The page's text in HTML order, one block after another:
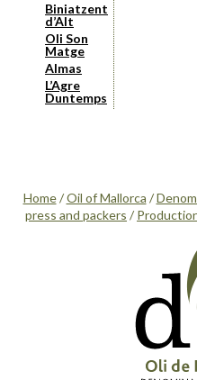
Biniatzent
d’Alt
Oli Son
Matge
Almas
L’Agre
Duntemps
Home/Oil of Mallorca /
press and packers /